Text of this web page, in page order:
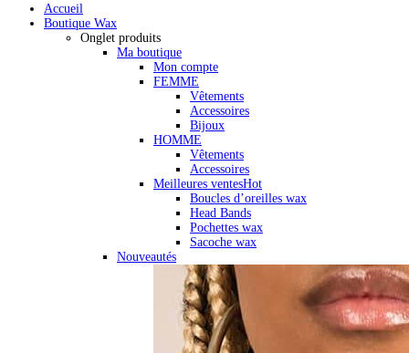
Accueil
Boutique Wax
Onglet produits
Ma boutique
Mon compte
FEMME
Vêtements
Accessoires
Bijoux
HOMME
Vêtements
Accessoires
Meilleures ventesHot
Boucles d’oreilles wax
Head Bands
Pochettes wax
Sacoche wax
Nouveautés